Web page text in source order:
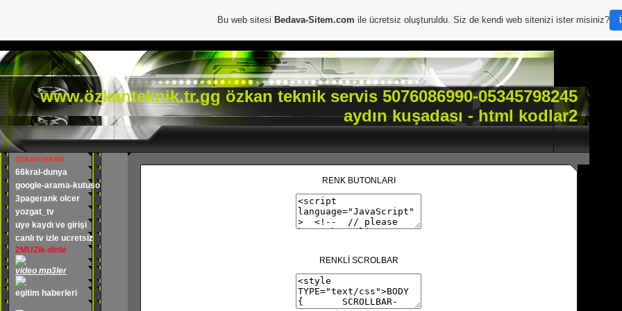
www.özkanteknik.tr.gg özkan teknik servis 5076086990-05345798245
aydın kuşadası - html kodlar2
özkan teknik
66kral-dunya
google-arama-kutuso
3pagerank olcer
yozgat_tv
uye kaydı ve girişi
canlı tv izle ucretsiz
2MUZik-dinle
video mp3ler
egitim haberleri
RENK BUTONLARI
RENKLİ SCROLBAR
Bu web sitesi Bedava-Sitem.com ile ücretsiz oluşturuldu. Siz de kendi web sitenizi ister misiniz?